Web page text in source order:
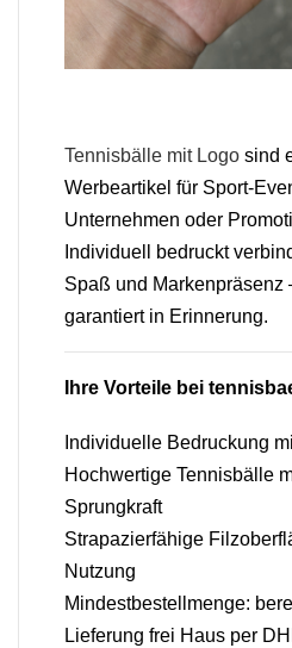
Tennisbälle mit Logo sind
Werbeartikel für Sport-
Unternehmen oder
Individuell bedruckt
Spaß und Markenpräsenz
garantiert in Erinnerung.
Ihre Vorteile bei
Individuelle Bedruckung
Hochwertige Tennisbälle
Sprungkraft
Strapazierfähige
Nutzung
Mindestbestellmenge:
Lieferung frei Haus per